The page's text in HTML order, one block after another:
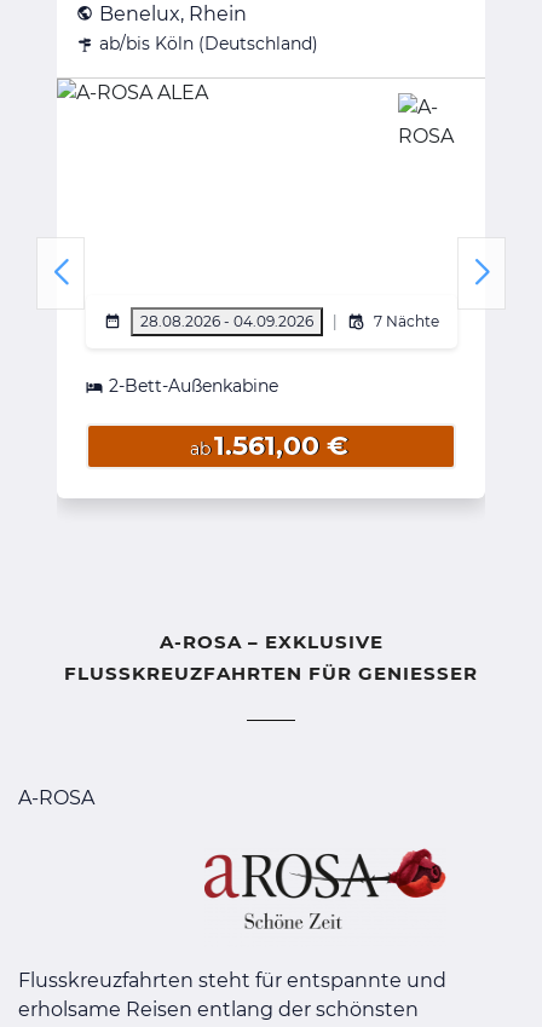
Benelux, Rhein
ab/bis Köln (Deutschland)
28.08.2026 - 04.09.2026 7 Nächte
2-Bett-Außenkabine
ab1.561,00 €
A-ROSA – EXKLUSIVE
FLUSSKREUZFAHRTEN FÜR GENIESSER
A-ROSA
Flusskreuzfahrten steht für entspannte und
erholsame Reisen entlang der schönsten